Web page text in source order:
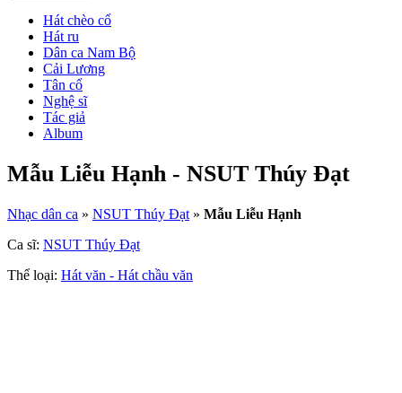
Hát chèo cổ
Hát ru
Dân ca Nam Bộ
Cải Lương
Tân cổ
Nghệ sĩ
Tác giả
Album
Mẫu Liễu Hạnh - NSUT Thúy Đạt
Nhạc dân ca » NSUT Thúy Đạt» Mẫu Liễu Hạnh
Ca sĩ: NSUT Thúy Đạt
Thể loại: Hát văn - Hát chầu văn